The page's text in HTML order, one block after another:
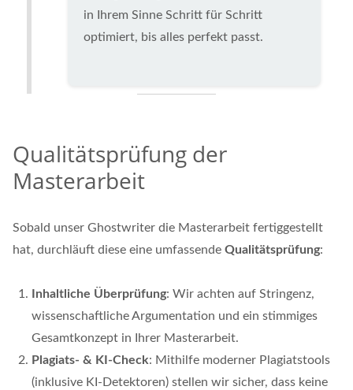
in Ihrem Sinne Schritt für Schritt
optimiert, bis alles perfekt passt.
Qualitätsprüfung der
Masterarbeit
Sobald unser Ghostwriter die Masterarbeit fertiggestellt
hat, durchläuft diese eine umfassende Qualitätsprüfung:
Inhaltliche Überprüfung: Wir achten auf Stringenz,
wissenschaftliche Argumentation und ein stimmiges
Gesamtkonzept in Ihrer Masterarbeit.
Plagiats- & KI-Check: Mithilfe moderner Plagiatstools
(inklusive KI-Detektoren) stellen wir sicher, dass keine